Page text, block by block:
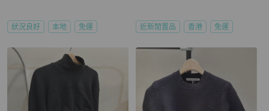
狀況良好 本地 免運 近新閒置品 香港 免運